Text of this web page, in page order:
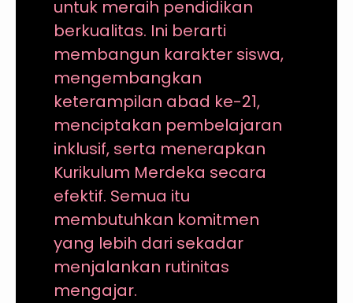
untuk meraih pendidikan
berkualitas. Ini berarti
membangun karakter siswa,
mengembangkan
keterampilan abad ke-21,
menciptakan pembelajaran
inklusif, serta menerapkan
Kurikulum Merdeka secara
efektif. Semua itu
membutuhkan komitmen
yang lebih dari sekadar
menjalankan rutinitas
mengajar.